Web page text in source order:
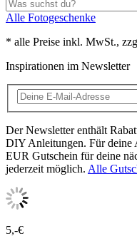
Alle Fotogeschenke
* alle Preise inkl. MwSt.,
Inspirationen im Newsletter
Der Newsletter enthält
DIY Anleitungen. Für deine
EUR Gutschein für deine
jederzeit möglich. Alle
5,-€